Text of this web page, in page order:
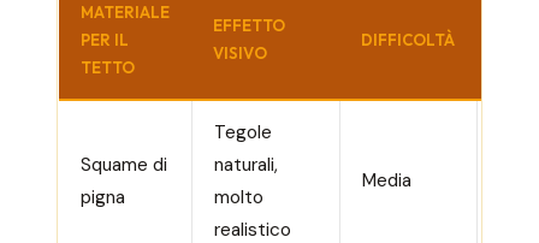
MATERIALE
PER IL
TETTO
EFFETTO
VISIVO
DIFFICOLTÀ
Squame di
pigna
Tegole
naturali,
molto
realistico
Media